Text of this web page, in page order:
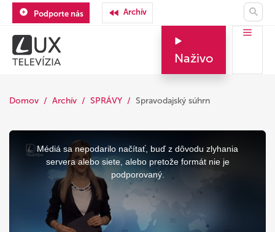
Podporte nás Archív
Naživo
Domov Archív SPRÁVY Spravodajský súhrn
This
modal
window.
Médiá sa nepodarilo načítať, buď z dôvodu zlyhania
servera alebo siete, alebo pretože formát nie je
podporovaný.